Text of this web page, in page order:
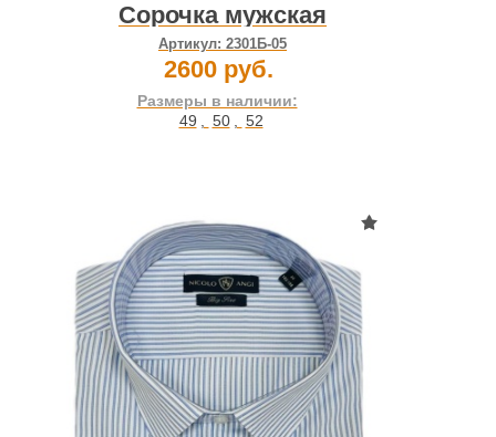
Сорочка мужская
Артикул: 2301Б-05
2600 руб.
Размеры в наличии:
49 , 50 , 52